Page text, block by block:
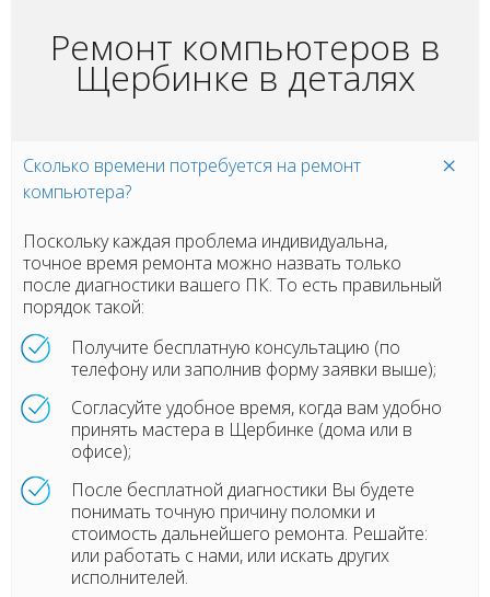
Ремонт компьютеров в
Щербинке в деталях
Сколько времени потребуется на ремонт
компьютера?
Поскольку каждая проблема индивидуальна,
точное время ремонта можно назвать только
после диагностики вашего ПК. То есть правильный
порядок такой:
Получите бесплатную консультацию (по
телефону или заполнив форму заявки выше);
Согласуйте удобное время, когда вам удобно
принять мастера в Щербинке (дома или в
офисе);
После бесплатной диагностики Вы будете
понимать точную причину поломки и
стоимость дальнейшего ремонта. Решайте:
или работать с нами, или искать других
исполнителей.